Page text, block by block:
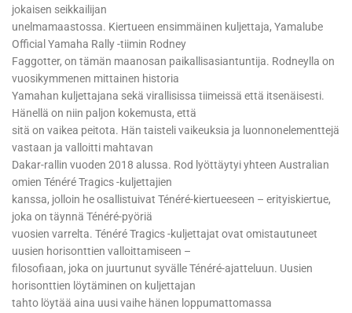
jokaisen seikkailijan
unelmamaastossa. Kiertueen ensimmäinen kuljettaja, Yamalube
Official Yamaha Rally -tiimin Rodney
Faggotter, on tämän maanosan paikallisasiantuntija. Rodneylla on
vuosikymmenen mittainen historia
Yamahan kuljettajana sekä virallisissa tiimeissä että itsenäisesti.
Hänellä on niin paljon kokemusta, että
sitä on vaikea peitota. Hän taisteli vaikeuksia ja luonnonelementtejä
vastaan ja valloitti mahtavan
Dakar-rallin vuoden 2018 alussa. Rod lyöttäytyi yhteen Australian
omien Ténéré Tragics -kuljettajien
kanssa, jolloin he osallistuivat Ténéré-kiertueeseen – erityiskiertue,
joka on täynnä Ténéré-pyöriä
vuosien varrelta. Ténéré Tragics -kuljettajat ovat omistautuneet
uusien horisonttien valloittamiseen –
filosofiaan, joka on juurtunut syvälle Ténéré-ajatteluun. Uusien
horisonttien löytäminen on kuljettajan
tahto löytää aina uusi vaihe hänen loppumattomassa